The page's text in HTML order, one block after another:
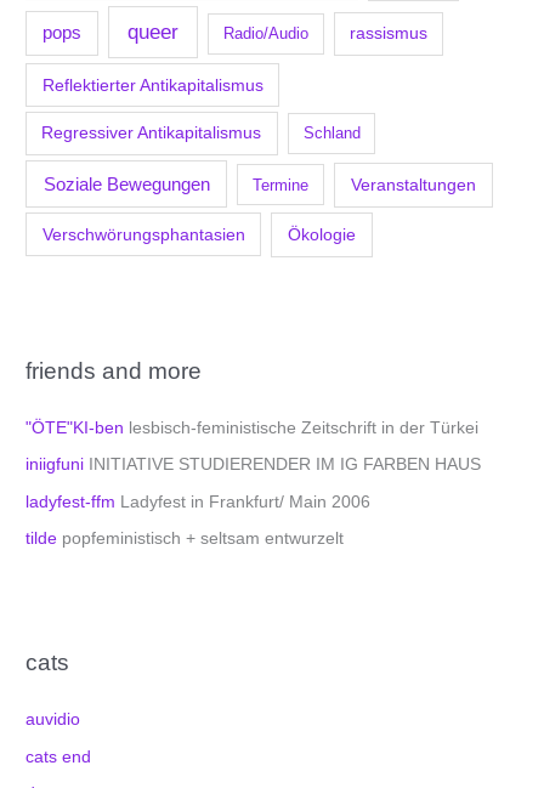
pops queer Radio/Audio rassismus
Reflektierter Antikapitalismus
Regressiver Antikapitalismus Schland
Soziale Bewegungen Termine Veranstaltungen
Verschwörungsphantasien Ökologie
friends and more
"ÖTE"KI-ben lesbisch-feministische Zeitschrift in der Türkei
iniigfuni INITIATIVE STUDIERENDER IM IG FARBEN HAUS
ladyfest-ffm Ladyfest in Frankfurt/ Main 2006
tilde popfeministisch + seltsam entwurzelt
cats
auvidio
cats end